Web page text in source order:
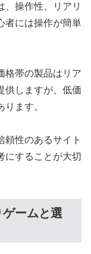
、操作性、リアリ
者には操作が簡単
格帯の製品はリア
供しますが、低価
ます。
頼性のあるサイト
にすることが大切
ームと選